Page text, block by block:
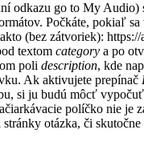
odkazu go to My Audio)
Počkáte, pokiaľ sa
(bez zátvoriek):
textom category a po
poli description, kde
Ak aktivujete prepínač
si ju budú môcť
políčko nie je
otázka, či